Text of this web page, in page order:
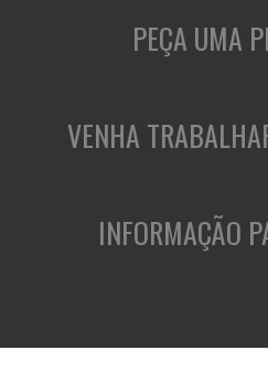
PEÇA UMA
VENHA
INFORMAÇÃO